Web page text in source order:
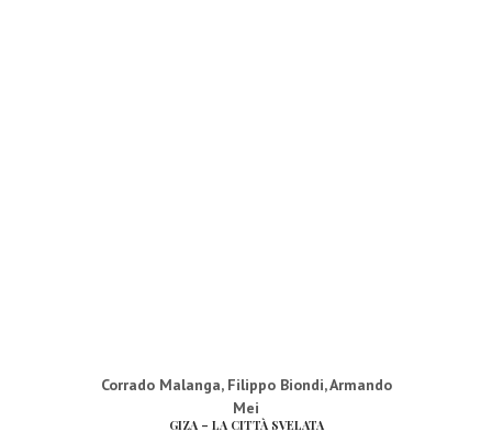
Corrado Malanga, Filippo Biondi,Armando
Mei
GIZA – LA CITTÀ SVELATA